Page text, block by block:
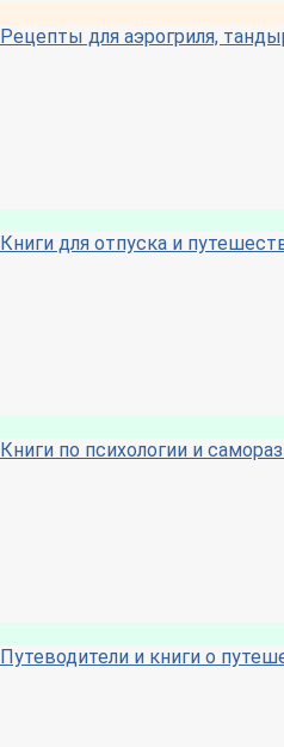
Рецепты для аэрогриля,
Книги для отпуска и
Книги по психологии и
Путеводители и книги о